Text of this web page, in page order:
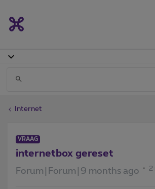
Internet
VRAAG
internetbox gereset
Forum|Forum|9 months ago 2